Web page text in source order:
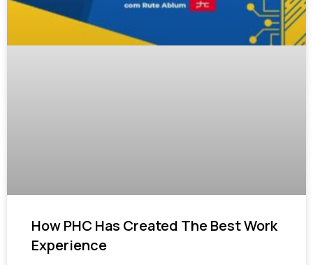
How PHC Has Created The Best Work
Experience